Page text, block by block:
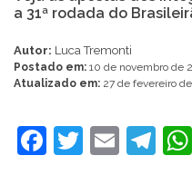
a 31ª rodada do
Autor: Luca Tremonti
Postado em: 10 de novembro de
Atualizado em: 27 de fevereiro
Facebook
Twitter
Email